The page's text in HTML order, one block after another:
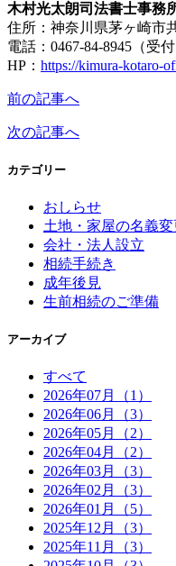
木村光太朗司法書士事務
住所：神奈川県茅ヶ崎市
電話：0467-84-8945（受
HP： https://kimura-kotaro-
前の記事へ
次の記事へ
カテゴリー
おしらせ
土地・家屋の名義変
会社・法人設立
相続手続き
成年後見
生前相続のご準備
アーカイブ
すべて
2026年07月（1）
2026年06月（3）
2026年05月（2）
2026年04月（2）
2026年03月（3）
2026年02月（3）
2026年01月（5）
2025年12月（3）
2025年11月（3）